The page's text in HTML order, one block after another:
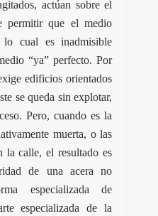
actúan sobre el
permitir que el medio
lo cual es inadmisible
“ya” perfecto. Por
edificios orientados
se queda sin explotar,
Pero, cuando es la
muerta, o las
la calle, el resultado es
de una acera no
especializada de
especializada de la